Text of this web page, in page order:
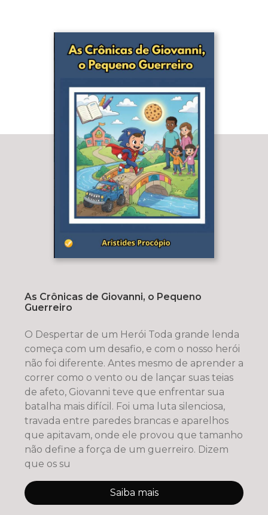
As Crônicas de Giovanni, o Pequeno
Guerreiro
O Despertar de um Herói Toda grande lenda
começa com um desafio, e com o nosso herói
não foi diferente. Antes mesmo de aprender a
correr como o vento ou de lançar suas teias
de afeto, Giovanni teve que enfrentar sua
batalha mais difícil. Foi uma luta silenciosa,
travada entre paredes brancas e aparelhos
que apitavam, onde ele provou que tamanho
não define a força de um guerreiro. ​Dizem
que os su
Saiba mais